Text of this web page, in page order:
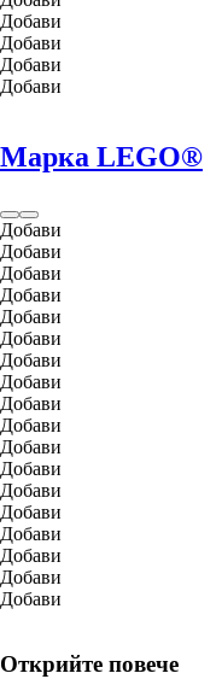
Добави
Добави
Добави
Добави
Марка LEGO®
Добави
Добави
Добави
Добави
Добави
Добави
Добави
Добави
Добави
Добави
Добави
Добави
Добави
Добави
Добави
Добави
Добави
Добави
Открийте повече